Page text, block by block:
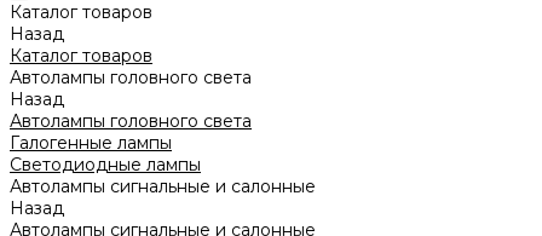
Каталог товаров
Назад
Каталог товаров
Автолампы головного света
Назад
Автолампы головного света
Галогенные лампы
Светодиодные лампы
Автолампы сигнальные и салонные
Назад
Автолампы сигнальные и салонные